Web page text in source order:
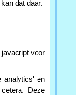
dat daar.
voor
analytics' en
Deze